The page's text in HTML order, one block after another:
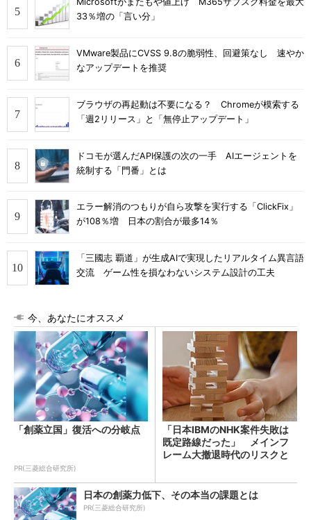
33％増の「言い分」
VMware製品にCVSS 9.8の脆弱性、回避策なし 速やか
なアップデートを推奨
ブラウザの再起動は不要になる？ Chromeが模索する
「週2リリース」と「無停止アップデート」
ドコモが選んだAPI保護の次の一手 AIエージェントを
統制する「門番」とは
エラー解消のつもりが自ら攻撃を実行する「ClickFix」
が108％増 日本の割合が最多14％
「三國志 覇道」が生成AIで実現したリアルタイム異言語
交流 ゲーム性を損なわないシステム設計の工夫
今、あなたにオススメ
「創薬立国」復活への分岐点
PR(三菱総合研究所)
「日本IBMのNHK案件失敗は
既定路線だった」 メインフ
レーム大撤退時代のリスクと
日本の創薬力低下、その本当の課題とは
PR(三菱総合研究所)